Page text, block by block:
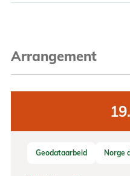
Arrangement
19.
Geodataarbeid Norge